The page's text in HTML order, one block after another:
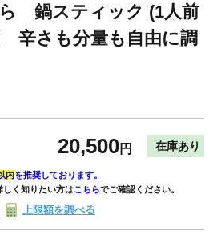
鍋スティック (1人前
辛さも分量も自由に調
20,500円 在庫あり
内を推奨しております。
しく知りたい方はこちらでご確認ください。
上限額を調べる